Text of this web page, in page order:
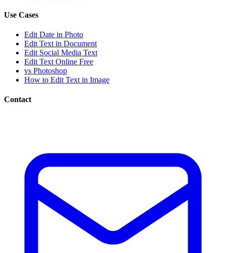
Use Cases
Edit Date in Photo
Edit Text in Document
Edit Social Media Text
Edit Text Online Free
vs Photoshop
How to Edit Text in Image
Contact